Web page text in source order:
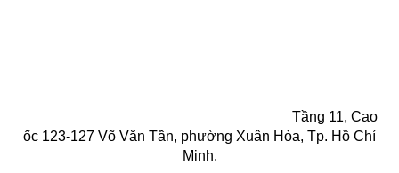
Tầng 11, Cao
ốc 123-127 Võ Văn Tần, phường Xuân Hòa, Tp. Hồ Chí
Minh.